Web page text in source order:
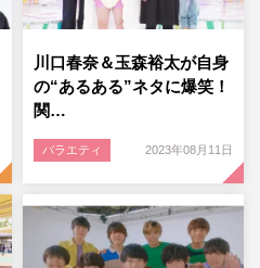
川口春奈＆玉森裕太が自身
の“あるある”ネタに爆笑！
関…
バラエティ 2023年08月11日